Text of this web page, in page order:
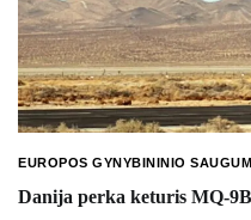
EUROPOS GYNYBININIO
Danija perka keturis MQ-